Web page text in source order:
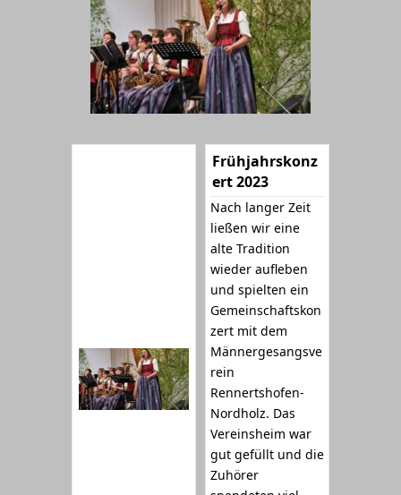
Frühjahrskonz
ert 2023
Nach langer Zeit
ließen wir eine
alte Tradition
wieder aufleben
und spielten ein
Gemeinschaftskon
zert mit dem
Männergesangsve
rein
Rennertshofen-
Nordholz. Das
Vereinsheim war
gut gefüllt und die
Zuhörer